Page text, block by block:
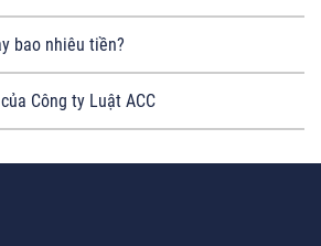
bao nhiêu tiền?
Công ty Luật ACC